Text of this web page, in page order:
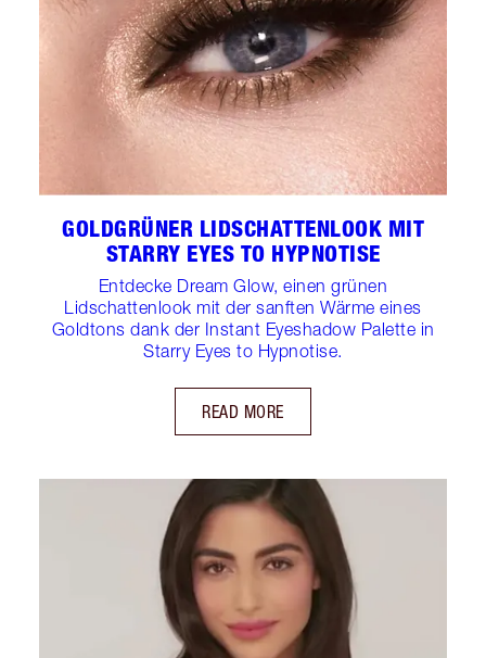
GOLDGRÜNER LIDSCHATTENLOOK MIT
STARRY EYES TO HYPNOTISE
Entdecke Dream Glow, einen grünen
Lidschattenlook mit der sanften Wärme eines
Goldtons dank der Instant Eyeshadow Palette in
Starry Eyes to Hypnotise.
READ MORE